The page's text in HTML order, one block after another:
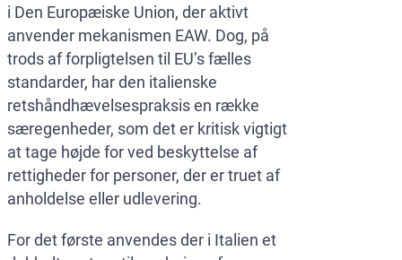
i Den Europæiske Union, der aktivt
anvender mekanismen EAW. Dog, på
trods af forpligtelsen til EU’s fælles
standarder, har den italienske
retshåndhævelsespraksis en række
særegenheder, som det er kritisk vigtigt
at tage højde for ved beskyttelse af
rettigheder for personer, der er truet af
anholdelse eller udlevering.
For det første anvendes der i Italien et